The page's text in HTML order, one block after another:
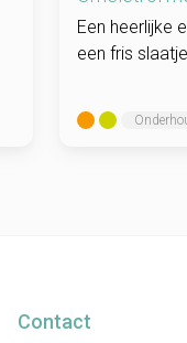
Een heerlijke
een fris slaatje.
Contact